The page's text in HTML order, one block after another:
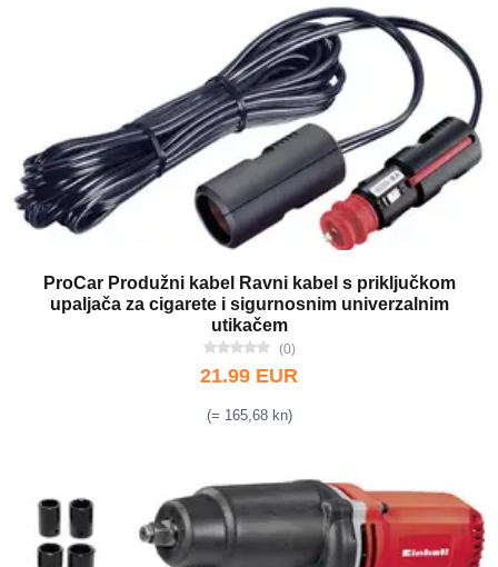
ProCar Produžni kabel Ravni kabel s priključkom
upaljača za cigarete i sigurnosnim univerzalnim
utikačem
(0)
21.99 EUR
(= 165,68 kn)